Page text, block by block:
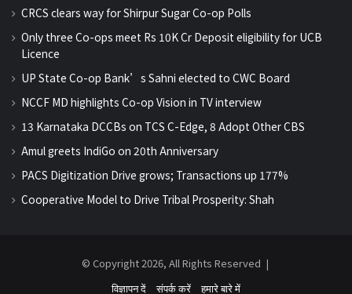
CRCS clears way for Shirpur Sugar Co-op Polls
Only three Co-ops meet Rs 10K Cr Deposit eligibility for UCB
Licence
UP State Co-op Bank’s Sahni elected to CWC Board
NCCF MD highlights Co-op Vision in TV interview
13 Karnataka DCCBs on TCS C-Edge, 8 Adopt Other CBS
Amul greets IndiGo on 20th Anniversary
PACS Digitization Drive grows; Transactions up 177%
Cooperative Model to Drive Tribal Prosperity: Shah
© Copyright 2026, All Rights Reserved |
विज्ञापन दें
संपर्क करें हमारे बारे में